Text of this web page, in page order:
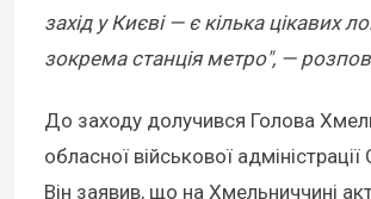
захід у Києві — є кілька цікавих
зокрема станція метро", —
До заходу долучився Голова
обласної військової адміністрації
Він заявив, що на Хмельниччині